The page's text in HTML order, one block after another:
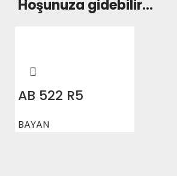
Hoşunuza gidebilir…
AB 522 R5
BAYAN